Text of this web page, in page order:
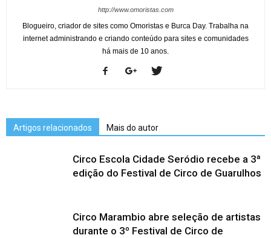
http://www.omoristas.com
Blogueiro, criador de sites como Omoristas e Burca Day. Trabalha na
internet administrando e criando conteúdo para sites e comunidades
há mais de 10 anos.
Artigos relacionados Mais do autor
Circo Escola Cidade Seródio recebe a 3ª
edição do Festival de Circo de Guarulhos
Circo Marambio abre seleção de artistas
durante o 3º Festival de Circo de